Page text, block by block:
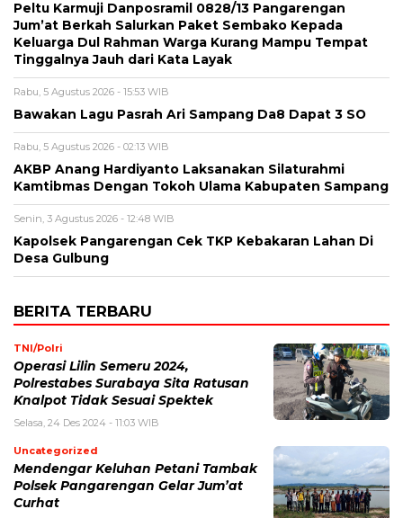
Peltu Karmuji Danposramil 0828/13 Pangarengan
Jum’at Berkah Salurkan Paket Sembako Kepada
Keluarga Dul Rahman Warga Kurang Mampu Tempat
Tinggalnya Jauh dari Kata Layak
Rabu, 5 Agustus 2026 - 15:53 WIB
Bawakan Lagu Pasrah Ari Sampang Da8 Dapat 3 SO
Rabu, 5 Agustus 2026 - 02:13 WIB
AKBP Anang Hardiyanto Laksanakan Silaturahmi
Kamtibmas Dengan Tokoh Ulama Kabupaten Sampang
Senin, 3 Agustus 2026 - 12:48 WIB
Kapolsek Pangarengan Cek TKP Kebakaran Lahan Di
Desa Gulbung
BERITA TERBARU
TNI/Polri
Operasi Lilin Semeru 2024,
Polrestabes Surabaya Sita Ratusan
Knalpot Tidak Sesuai Spektek
Selasa, 24 Des 2024 - 11:03 WIB
Uncategorized
Mendengar Keluhan Petani Tambak
Polsek Pangarengan Gelar Jum’at
Curhat